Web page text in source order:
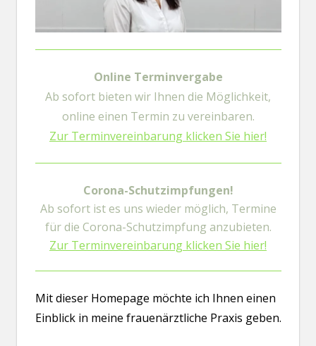
Online Terminvergabe
Ab sofort bieten wir Ihnen die Möglichkeit,
online einen Termin zu vereinbaren.
Zur Terminvereinbarung klicken Sie hier!
Corona-Schutzimpfungen!
Ab sofort ist es uns wieder möglich, Termine
für die Corona-Schutzimpfung anzubieten.
Zur Terminvereinbarung klicken Sie hier!
Mit dieser Homepage möchte ich Ihnen einen
Einblick in meine frauenärztliche Praxis geben.